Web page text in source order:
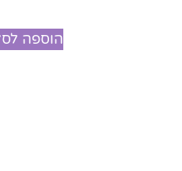
הוספה